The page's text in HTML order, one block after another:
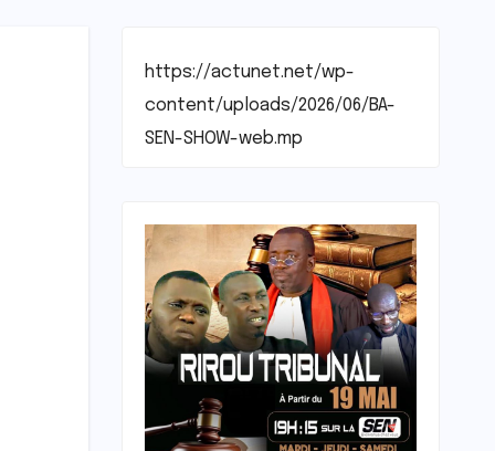
https://actunet.net/wp-
content/uploads/2026/06/BA-
SEN-SHOW-web.mp